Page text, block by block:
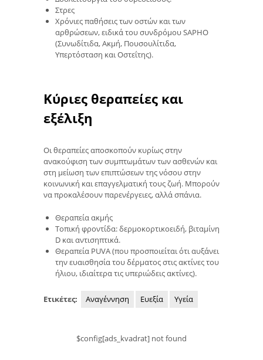
Στρες
Χρόνιες παθήσεις των οστών και των
αρθρώσεων, ειδικά του συνδρόμου SAPHO
(Συνωδίτιδα, Ακμή, Πουσουλίτιδα,
Υπερτόσταση και Οστεΐτης).
Κύριες θεραπείες και
εξέλιξη
Οι θεραπείες αποσκοπούν κυρίως στην
ανακούφιση των συμπτωμάτων των ασθενών και
στη μείωση των επιπτώσεων της νόσου στην
κοινωνική και επαγγελματική τους ζωή. Μπορούν
να προκαλέσουν παρενέργειες, αλλά σπάνια.
Θεραπεία ακμής
Τοπική φροντίδα: δερμοκορτικοειδή, βιταμίνη
D και αντισηπτικά.
Θεραπεία PUVA (που προσποιείται ότι αυξάνει
την ευαισθησία του δέρματος στις ακτίνες του
ήλιου, ιδιαίτερα τις υπεριώδεις ακτίνες).
Ετικέτες: Αναγέννηση Ευεξία Υγεία
$config[ads_kvadrat] not found